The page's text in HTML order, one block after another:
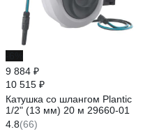
9 884 ₽
10 515 ₽
Катушка со шлангом Plantic
1/2" (13 мм) 20 м 29660-01
4.8(66)